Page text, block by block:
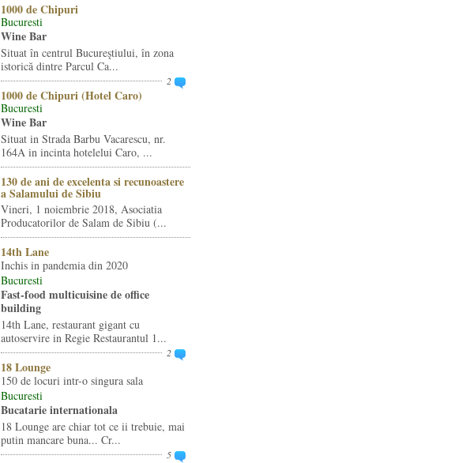
1000 de Chipuri
Bucuresti
Wine Bar
Situat în centrul Bucureştiului, în zona
istorică dintre Parcul Ca...
2
1000 de Chipuri (Hotel Caro)
Bucuresti
Wine Bar
Situat in Strada Barbu Vacarescu, nr.
164A in incinta hotelelui Caro, ...
130 de ani de excelenta si recunoastere
a Salamului de Sibiu
Vineri, 1 noiembrie 2018, Asociatia
Producatorilor de Salam de Sibiu (...
14th Lane
Inchis in pandemia din 2020
Bucuresti
Fast-food multicuisine de office
building
14th Lane, restaurant gigant cu
autoservire in Regie Restaurantul 1...
2
18 Lounge
150 de locuri intr-o singura sala
Bucuresti
Bucatarie internationala
18 Lounge are chiar tot ce ii trebuie, mai
putin mancare buna... Cr...
5